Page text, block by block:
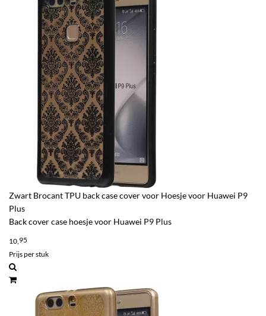
Zwart Brocant TPU back case cover voor Hoesje voor Huawei P9
Plus
Back cover case hoesje voor Huawei P9 Plus
10,95
Prijs per stuk